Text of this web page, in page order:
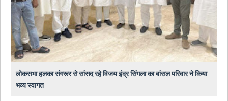
लोकसभा हलका संगरूर से सांसद रहे विजय इंद्र सिंगला का बांसल परिवार ने किया
भव्य स्वागत